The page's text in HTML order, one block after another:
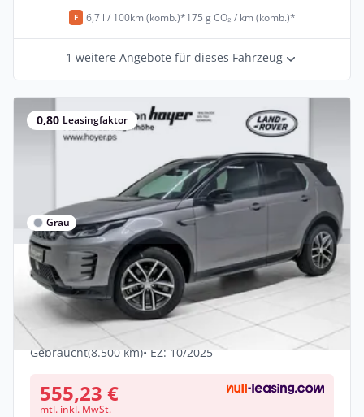
F 6,7 l / 100km (komb.)*175 g CO₂ / km (komb.)*
1 weitere Angebote für dieses Fahrzeug
0,80 Leasingfaktor
Grau
Privat & Gewerbe
Land Rover Discovery Sport D200 AWD
Automatik DYNAMIC SE
Diesel • Automatik •
204 PS (150 kW)
Gebraucht(8.500 km)• EZ: 10/2025
555,23 €
mtl. inkl. MwSt.